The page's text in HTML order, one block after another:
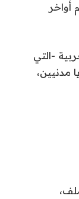
العربية -التي